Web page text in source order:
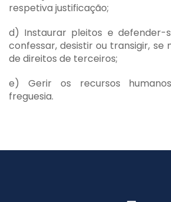
respetiva justificação;
d) Instaurar pleitos e defender-
confessar, desistir ou transigir, se
de direitos de terceiros;
e) Gerir os recursos
freguesia.